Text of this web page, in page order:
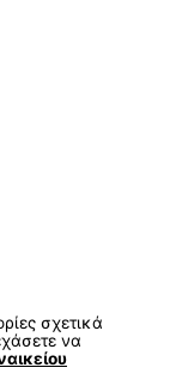
σχετικά
να